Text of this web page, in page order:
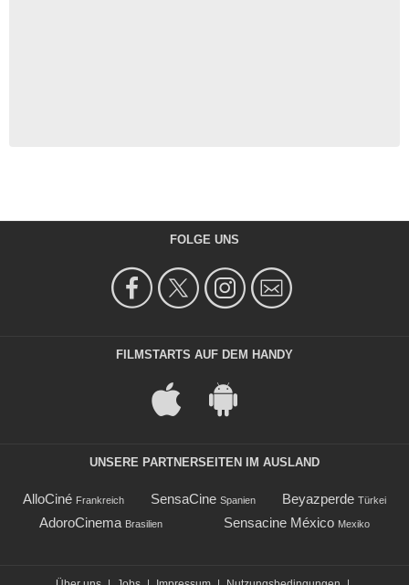
FOLGE UNS
FILMSTARTS AUF DEM HANDY
UNSERE PARTNERSEITEN IM AUSLAND
AlloCiné Frankreich SensaCine Spanien Beyazperde Türkei
AdoroCinema Brasilien Sensacine México Mexiko